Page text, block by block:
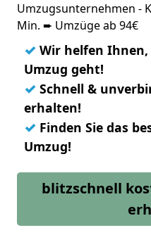
Umzugsunternehmen -
Min. ➨ Umzüge ab 94€
✓ Wir helfen
Umzug geht!
✓ Schnell &
erhalten!
✓ Finden Sie das
Umzug!
blitzschnell